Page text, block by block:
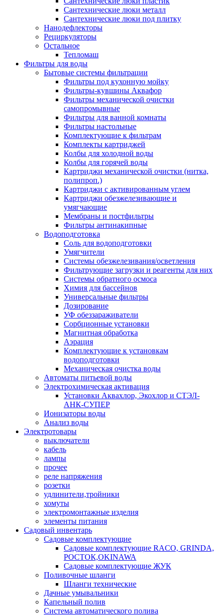
Сантехнические люки металл
Сантехнические люки под плитку
Нанодефлекторы
Рециркуляторы
Остальное
Тепломаш
Фильтры для воды
Бытовые системы фильтрации
Фильтры под кухонную мойку
Фильтры-кувшины Аквафор
Фильтры механической очистки
самопромывные
Фильтры для ванной комнаты
Фильтры настольные
Комплектующие к фильтрам
Комплекты картриджей
Колбы для холодной воды
Колбы для горячей воды
Картриджи механической очистки (нитка,
полипроп.)
Картриджи с активированным углем
Картриджи обезжелезивающие и
умягчающие
Мембраны и постфильтры
Фильтры антинакипные
Водоподготовка
Соль для водоподготовки
Умягчители
Системы обезжелезивания/осветления
Фильтрующие загрузки и реагенты для них
Системы обратного осмоса
Химия для бассейнов
Универсальные фильтры
Дозирование
УФ обеззараживатели
Сорбционные установки
Магнитная обработка
Аэрация
Комплектующие к установкам
водоподготовки
Механическая очистка воды
Автоматы питьевой воды
Электрохимическая активация
Установки Аквахлор, Экохлор и СТЭЛ-
АНК-СУПЕР
Ионизаторы воды
Анализ воды
Электротовары
выключатели
кабель
лампы
прочее
реле напряжения
розетки
удлинители,тройники
хомуты
электромонтажные изделия
элементы питания
Садовый инвентарь
Садовые комплектующие
Садовые комплектующие RACO, GRINDA,
РОСТОК,OKINAWA
Садовые комплектующие ЖУК
Поливочные шланги
Шланги технические
Дачные умывальники
Капельный полив
Система автоматического полива